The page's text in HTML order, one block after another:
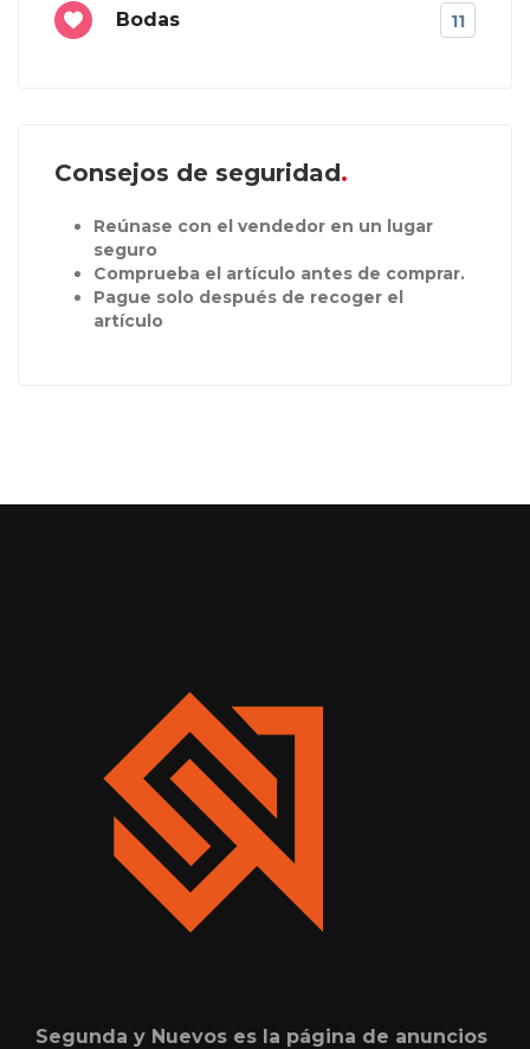
Bodas 11
Consejos de seguridad
Reúnase con el vendedor en un lugar
seguro
Comprueba el artículo antes de comprar.
Pague solo después de recoger el
artículo
Segunda y Nuevos es la página de anuncios